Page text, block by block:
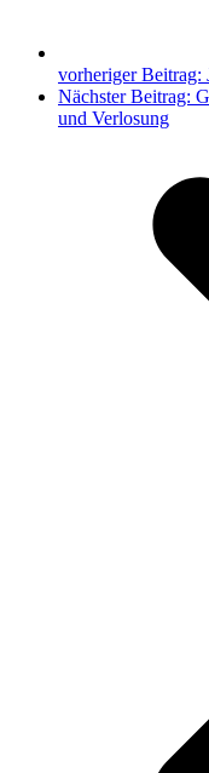
vorheriger Beitrag:
Nächster Beitrag:
und Verlosung